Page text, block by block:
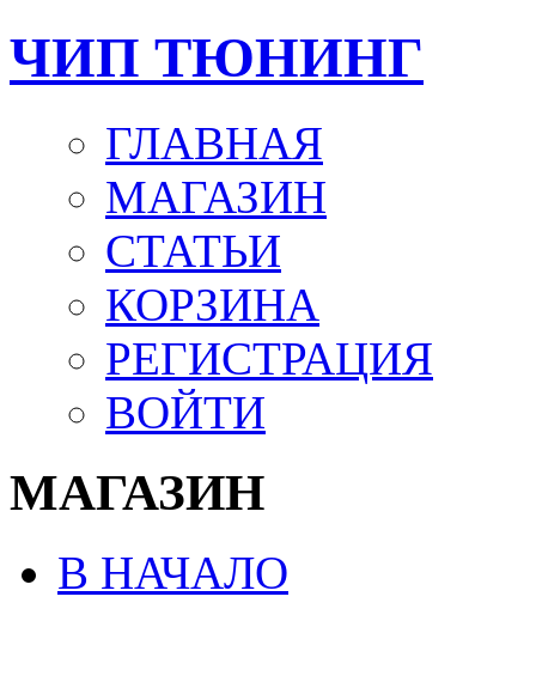
ЧИП ТЮНИНГ
ГЛАВНАЯ
МАГАЗИН
СТАТЬИ
КОРЗИНА
РЕГИСТРАЦИЯ
ВОЙТИ
МАГАЗИН
В НАЧАЛО